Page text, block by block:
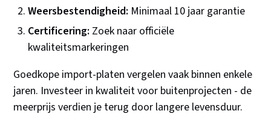
Weersbestendigheid: Minimaal 10 jaar garantie
Certificering: Zoek naar officiële
kwaliteitsmarkeringen
Goedkope import-platen vergelen vaak binnen enkele
jaren. Investeer in kwaliteit voor buitenprojecten - de
meerprijs verdien je terug door langere levensduur.